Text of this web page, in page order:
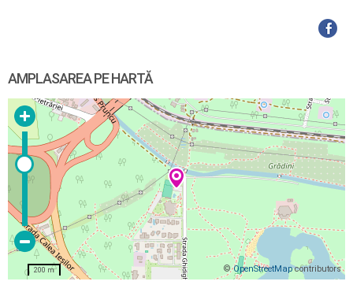
AMPLASAREA PE HARTĂ
©OpenStreetMapcontributors
200 m